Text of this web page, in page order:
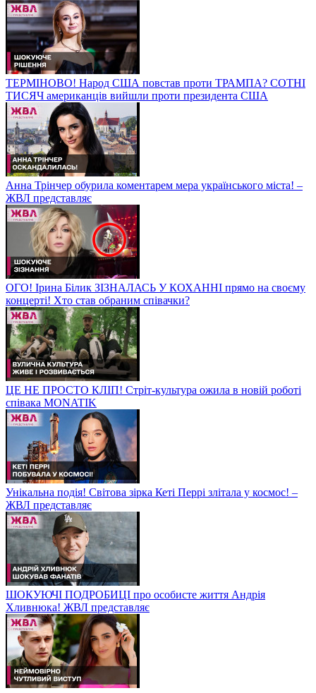
ТЕРМІНОВО! Народ США повстав проти ТРАМПА? СОТНІ
ТИСЯЧ американців вийшли проти президента США
Анна Трінчер обурила коментарем мера українського міста! –
ЖВЛ представляє
ОГО! Ірина Білик ЗІЗНАЛАСЬ У КОХАННІ прямо на своєму
концерті! Хто став обраним співачки?
ЦЕ НЕ ПРОСТО КЛІП! Стріт-культура ожила в новій роботі
співака MONATIK
Унікальна подія! Світова зірка Кеті Перрі злітала у космос! –
ЖВЛ представляє
ШОКУЮЧІ ПОДРОБИЦІ про особисте життя Андрія
Хливнюка! ЖВЛ представляє